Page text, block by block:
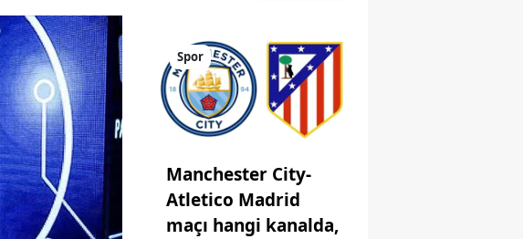
Spor
Manchester City-
Atletico Madrid
maçı hangi kanalda,